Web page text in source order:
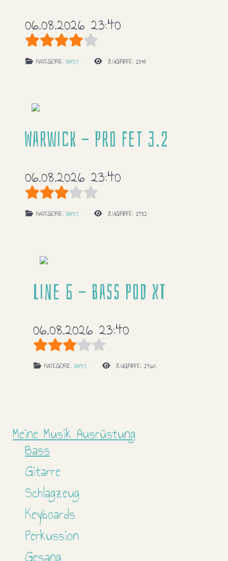
06.08.2026 23:40
Bewertung: 4/
KATEGORIE: BASS ZUGRIFFE: 1398
Warwick - Pro Fet 3.2
06.08.2026 23:40
Bewertung: 3/
KATEGORIE: BASS ZUGRIFFE: 1432
Line 6 - Bass POD XT
06.08.2026 23:40
Bewertung: 3/
KATEGORIE: BASS ZUGRIFFE: 1460
Meine Musik Ausrüstung
Bass
Gitarre
Schlagzeug
Keyboards
Perkussion